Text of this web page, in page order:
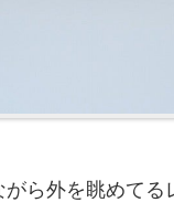
がら外を眺めて